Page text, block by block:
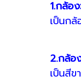
1.กล้อ
เป็นก
2.กล้อ
เป็นสี